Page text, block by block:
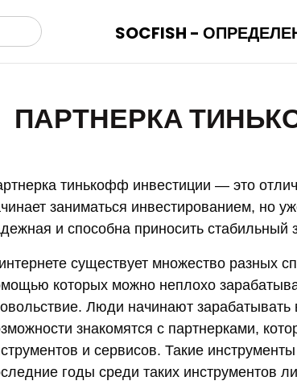
SOCFISH -
ПАРТНЕРКА
тинькофф инвестиции — это
заниматься инвестированием, но
и способна приносить стабильный
существует множество разных
которых можно неплохо
Люди начинают зарабатывать
знакомятся с партнерками,
и сервисов. Такие
годы среди таких инструментов